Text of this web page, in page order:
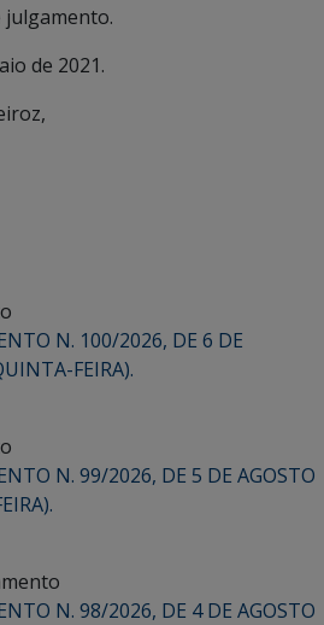
de 2021.
N. 100/2026, DE 6 DE
FEIRA).
N. 99/2026, DE 5 DE AGOSTO
N. 98/2026, DE 4 DE AGOSTO